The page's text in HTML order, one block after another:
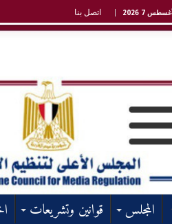
7 2026 اتصل بنا
المجلس قوانين وتشريعات